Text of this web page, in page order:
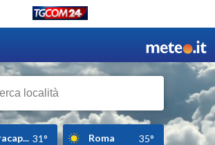
31° Roma 35°